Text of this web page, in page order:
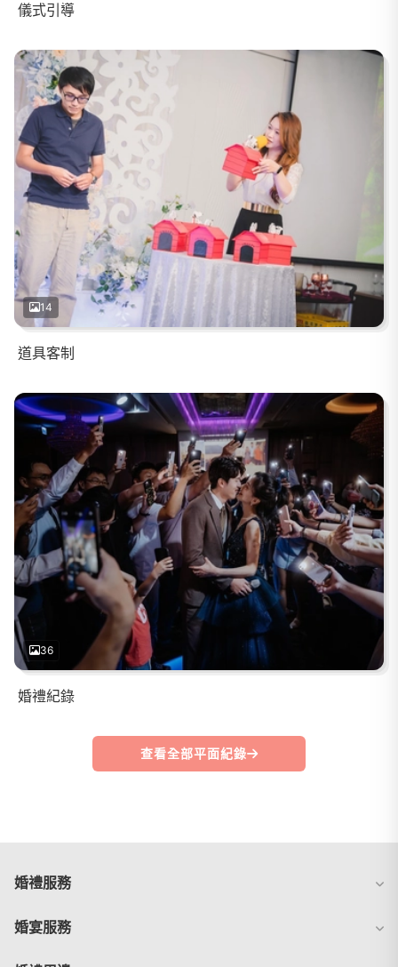
儀式引導
14
道具客制
36
婚禮紀錄
查看全部平面紀錄
婚禮服務
婚宴服務